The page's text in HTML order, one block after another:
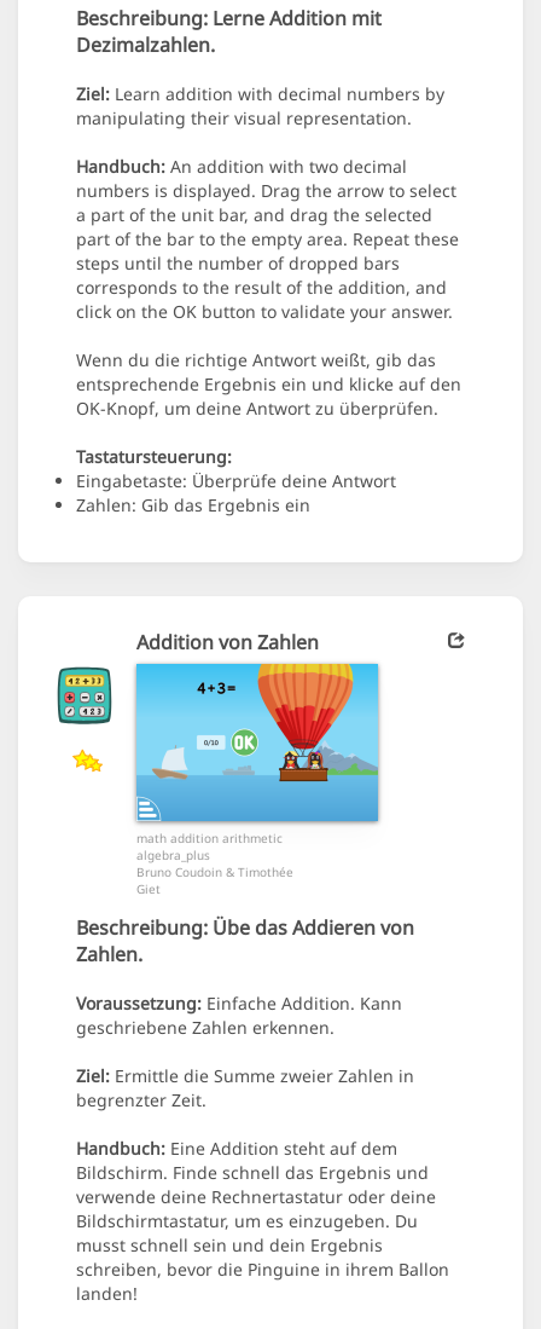
Beschreibung: Lerne Addition mit
Dezimalzahlen.
Ziel: Learn addition with decimal numbers by
manipulating their visual representation.
Handbuch: An addition with two decimal
numbers is displayed. Drag the arrow to select
a part of the unit bar, and drag the selected
part of the bar to the empty area. Repeat these
steps until the number of dropped bars
corresponds to the result of the addition, and
click on the OK button to validate your answer.
Wenn du die richtige Antwort weißt, gib das
entsprechende Ergebnis ein und klicke auf den
OK-Knopf, um deine Antwort zu überprüfen.
Tastatursteuerung:
Eingabetaste: Überprüfe deine Antwort
Zahlen: Gib das Ergebnis ein
Addition von Zahlen
math addition arithmetic
algebra_plus
Bruno Coudoin & Timothée
Giet
Beschreibung: Übe das Addieren von
Zahlen.
Voraussetzung: Einfache Addition. Kann
geschriebene Zahlen erkennen.
Ziel: Ermittle die Summe zweier Zahlen in
begrenzter Zeit.
Handbuch: Eine Addition steht auf dem
Bildschirm. Finde schnell das Ergebnis und
verwende deine Rechnertastatur oder deine
Bildschirmtastatur, um es einzugeben. Du
musst schnell sein und dein Ergebnis
schreiben, bevor die Pinguine in ihrem Ballon
landen!